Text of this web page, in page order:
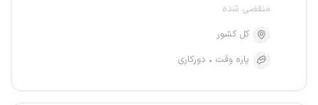
منقضی شده
کل کشور
پاره وقت
دورکاری